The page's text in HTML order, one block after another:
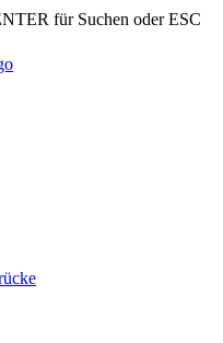
für Suchen oder ESC